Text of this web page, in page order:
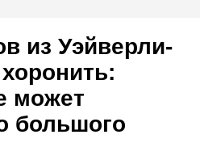
из Уэйверли-
может
большого